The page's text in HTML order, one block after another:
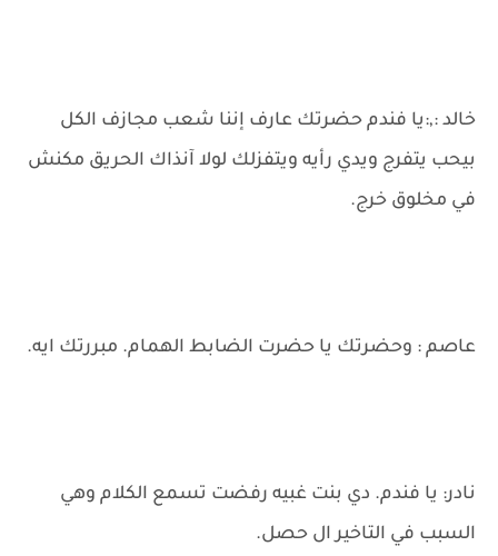
خالد :,:يا فندم حضرتك عارف إننا شعب مجازف الكل
بيحب يتفرج ويدي رأيه ويتفزلك لولا آنذاك الحريق مكنش
في مخلوق خرج.
عاصم : وحضرتك يا حضرت الضابط الهمام. مبررتك ايه.
نادر: يا فندم. دي بنت غبيه رفضت تسمع الكلام وهي
السبب في التاخير ال حصل.